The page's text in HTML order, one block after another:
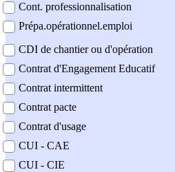
Cont. professionnalisation
Prépa.opérationnel.emploi
CDI de chantier ou d'opération
Contrat d'Engagement Educatif
Contrat intermittent
Contrat pacte
Contrat d'usage
CUI - CAE
CUI - CIE